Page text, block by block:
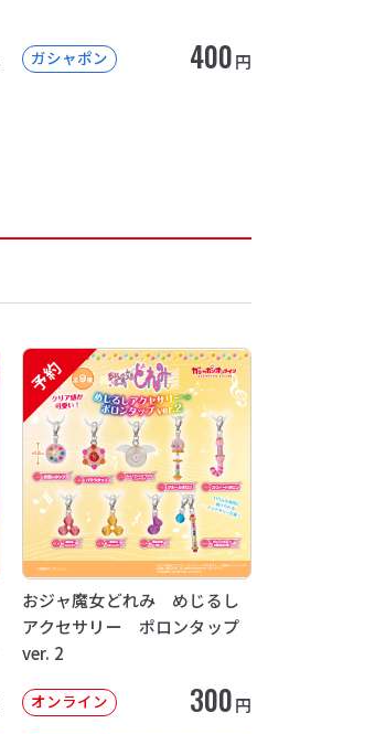
ガシャポン 400円
予約
おジャ魔女どれみ めじるし
アクセサリー ポロンタップ
ver. 2
オンライン 300円